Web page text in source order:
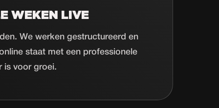
WEKEN LIVE
We werken gestructureerd en
staat met een professionele
is voor groei.